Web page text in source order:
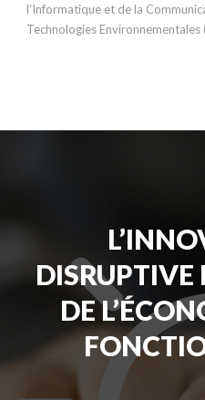
l’Informatique et de la
Technologies Environnementales
DE